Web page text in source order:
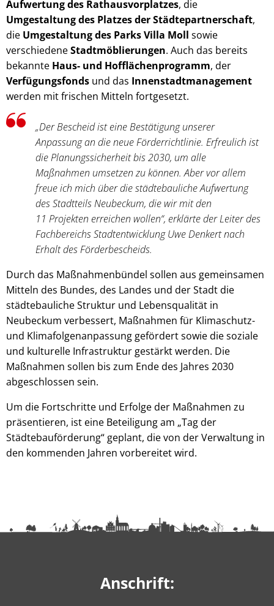
Aufwertung des Rathausvorplatzes, die
Umgestaltung des Platzes der Städtepartnerschaft,
die Umgestaltung des Parks Villa Moll sowie
verschiedeneStadtmöblierungen. Auch das bereits
bekannte Haus- und Hofflächenprogramm, der
Verfügungsfonds und das Innenstadtmanagement
werden mit frischen Mitteln fortgesetzt.
„Der Bescheid ist eine Bestätigung unserer
Anpassung an die neue Förderrichtlinie. Erfreulich ist
die Planungssicherheit bis 2030, um alle
Maßnahmen umsetzen zu können. Aber vor allem
freue ich mich über die städtebauliche Aufwertung
des Stadtteils Neubeckum, die wir mit den
11 Projekten erreichen wollen“, erklärte der Leiter des
Fachbereichs Stadtentwicklung Uwe Denkert nach
Erhalt des Förderbescheids.
Durch das Maßnahmenbündel sollen aus gemeinsamen
Mitteln des Bundes, des Landes und der Stadt die
städtebauliche Struktur und Lebensqualität in
Neubeckum verbessert, Maßnahmen für Klimaschutz-
und Klimafolgenanpassung gefördert sowie die soziale
und kulturelle Infrastruktur gestärkt werden. Die
Maßnahmen sollen bis zum Ende des Jahres 2030
abgeschlossen sein.
Um die Fortschritte und Erfolge der Maßnahmen zu
präsentieren, ist eine Beteiligung am „Tag der
Städtebauförderung“ geplant, die von der Verwaltung in
den kommenden Jahren vorbereitet wird.
Anschrift: